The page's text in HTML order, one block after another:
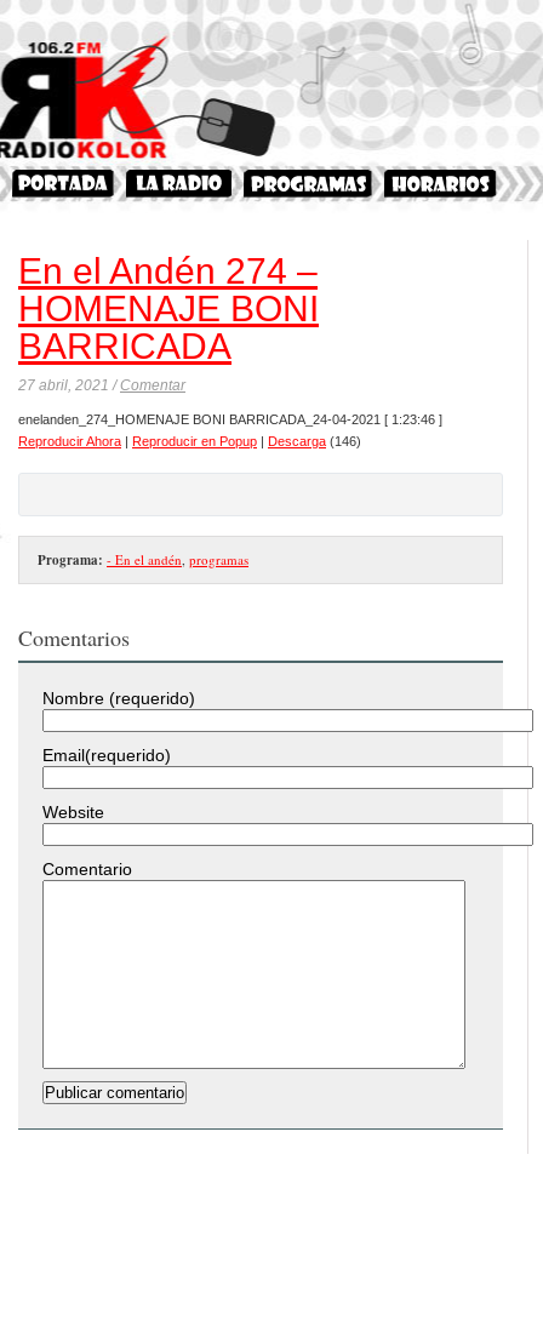
En el Andén 274 –
HOMENAJE BONI
BARRICADA
27 abril, 2021 /Comentar
enelanden_274_HOMENAJE BONI BARRICADA_24-04-2021 [ 1:23:46 ]
Reproducir Ahora | Reproducir en Popup | Descarga (146)
Programa: - En el andén, programas
Comentarios
Nombre (requerido)
Email(requerido)
Website
Comentario